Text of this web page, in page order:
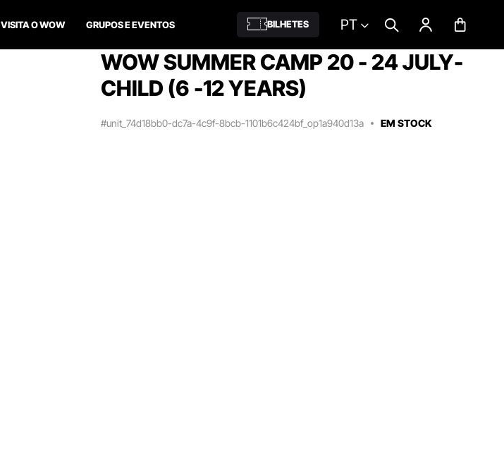
VISITA O WOW GRUPOS E EVENTOS BILHETES PT
WOW SUMMER CAMP 20 - 24 JULY-
CHILD (6 -12 YEARS)
#unit_74d18bb0-dc7a-4c9f-8bcb-1101b6c424bf_op1a940d13a EM STOCK